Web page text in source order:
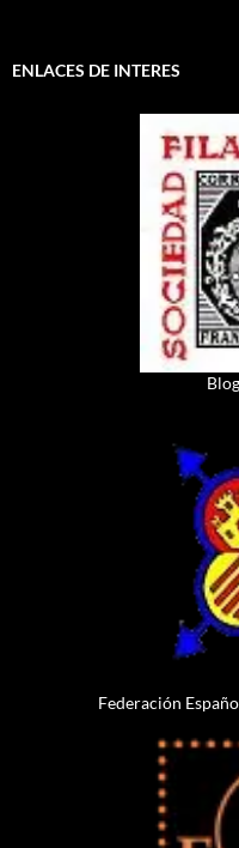
ENLACES DE INTERES
Federación